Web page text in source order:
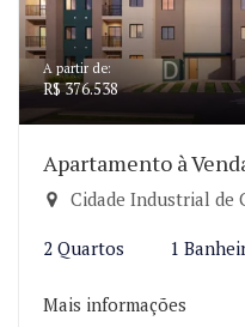
A partir de:
R$ 376.538
Apartamento à
Cidade Industrial de
2 Quartos 1
Mais informações